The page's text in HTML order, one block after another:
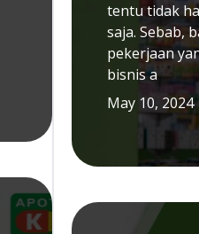
tentu tidak
saja. Sebab,
pekerjaan
bisnis a
May 10, 2024